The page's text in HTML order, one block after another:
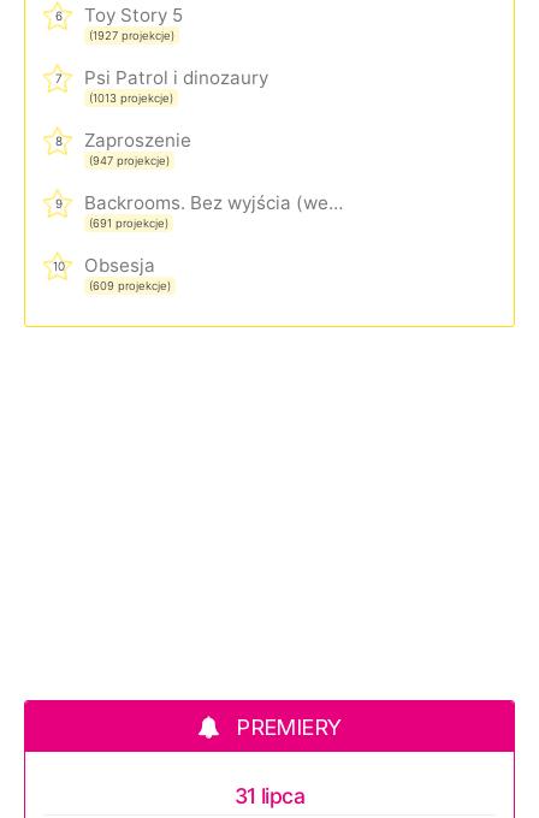
6 Toy Story 5
(1927 projekcje)
7 Psi Patrol i dinozaury
(1013 projekcje)
8 Zaproszenie
(947 projekcje)
9 Backrooms. Bez wyjścia (wersja rozszerzona)
(691 projekcje)
10 Obsesja
(609 projekcje)
PREMIERY
31 lipca